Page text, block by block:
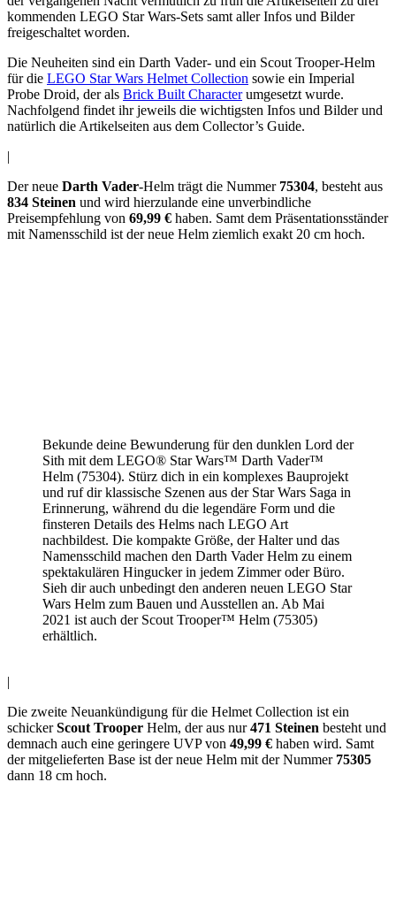
kommenden LEGO Star Wars-Sets samt aller Infos und Bilder
freigeschaltet worden.
Die Neuheiten sind ein Darth Vader- und ein Scout Trooper-Helm
für die LEGO Star Wars Helmet Collection sowie ein Imperial
Probe Droid, der als Brick Built Characterumgesetzt wurde.
Nachfolgend findet ihr jeweils die wichtigsten Infos und Bilder und
natürlich die Artikelseiten aus dem Collector’s Guide.
|
Der neue Darth Vader-Helm trägt die Nummer 75304, besteht aus
834 Steinen und wird hierzulande eine unverbindliche
Preisempfehlung von 69,99 € haben. Samt dem Präsentationsständer
mit Namensschild ist der neue Helm ziemlich exakt 20 cm hoch.
Bekunde deine Bewunderung für den dunklen Lord der
Sith mit dem LEGO® Star Wars™ Darth Vader™
Helm (75304). Stürz dich in ein komplexes Bauprojekt
und ruf dir klassische Szenen aus der Star Wars Saga in
Erinnerung, während du die legendäre Form und die
finsteren Details des Helms nach LEGO Art
nachbildest. Die kompakte Größe, der Halter und das
Namensschild machen den Darth Vader Helm zu einem
spektakulären Hingucker in jedem Zimmer oder Büro.
Sieh dir auch unbedingt den anderen neuen LEGO Star
Wars Helm zum Bauen und Ausstellen an. Ab Mai
2021 ist auch der Scout Trooper™ Helm (75305)
erhältlich.
|
Die zweite Neuankündigung für die Helmet Collection ist ein
schickerScout Trooper Helm, der aus nur471 Steinen besteht und
demnach auch eine geringere UVP von 49,99 € haben wird. Samt
der mitgelieferten Base ist der neue Helm mit der Nummer 75305
dann 18 cm hoch.